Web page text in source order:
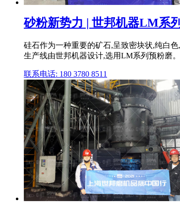
砂粉新势力 | 世邦机器LM系
硅石作为一种重要的矿石,呈致密块状,纯白
生产线由世邦机器设计,选用LM系列预粉磨
联系电话: 180 3780 8511